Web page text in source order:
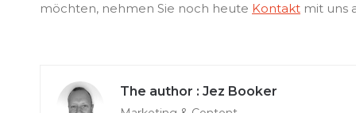
möchten, nehmen Sie noch heute Kontakt mit uns
Jez Booker